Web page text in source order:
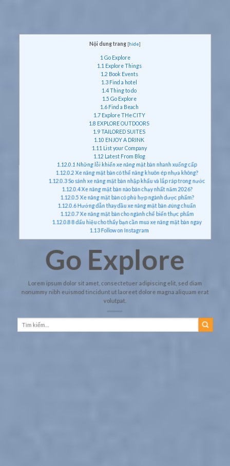
Nội dung trang [hide]
1 Go Explore
1.1 Explore Things
1.2 Book Events
1.3Find a hotel
1.4Thing to do
1.5 Go Explore
1.6Find a Beach
1.7Explore THe CITY
1.8 EXPLORE OUTDOORS
1.9TAILORED SUITES
1.10 ENJOY A DRINK
1.11 List your Company
1.12 Latest From Blog
1.12.0.1 Những lỗi khiến xe nâng mặt bàn nhanh xuống cấp
1.12.0.2Xe nâng mặt bàn có thể nâng khuôn ép nhựa không?
1.12.0.3So sánh xe nâng mặt bàn nhập khẩu và lắp ráp trong nước
1.12.0.4Xe nâng mặt bàn nào bán chạy nhất năm 2026?
1.12.0.5Xe nâng mặt bàn có phù hợp ngành dược phẩm?
1.12.0.6Hướng dẫn thay dầu xe nâng mặt bàn đúng chuẩn
1.12.0.7Xe nâng mặt bàn cho ngành chế biến thực phẩm
1.12.0.88 dấu hiệu cho thấy bạn cần mua xe nâng mặt bàn ngay
1.13Follow on Instagram
Go Explore
Lorem ipsum dolor sit amet, consectetuer adipiscing elit, sed diam
nonummy nibh euismod tincidunt ut laoreet dolore magna aliquam erat
volutpat.
kiếm: